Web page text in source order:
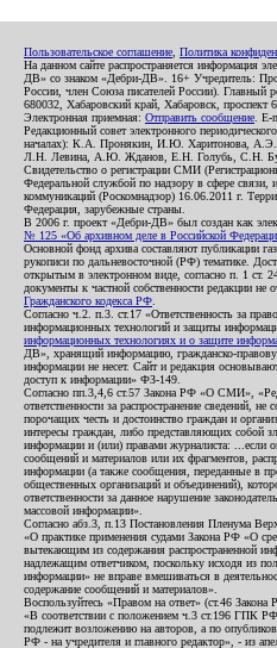
Пользовательское соглашение Политика
На данном сайте распространяется информация
ДВ» со знаком «Дебри-ДВ». 16+ Учредитель:
России, член Союза писателей России). Главный
680032, Хабаровский край, Хабаровск, проспект
Электронная приемная: Отправить сообщение .
Редакционный совет электронного
началах): К.А. Пронякин, И.Ю. Харитонова,
Л.Н. Левина, А.Ю. Жданов, Е.Н. Голубь, С.Н.
Свидетельство о регистрации СМИ
Федеральной службой по надзору в сфере
коммуникаций (Роскомнадзор) 16.06.2011 г.
Федерация, зарубежные страны.
В 2006 г. проект «Дебри-ДВ» был создан как
№ 125 «Об архивном деле в Российской
Основной фонд архива составляют публикации
рукописи по дальневосточной (РФ) тематике.
открытым в электронном виде, согласно п. 1 ст.
документы к частной собственности редакции не
Гражданского кодекса РФ
Согласно ч.2. п.3. ст.17 «Ответственность за
информационных технологий и защиты
информационных технологиях и о защите
ДВ», хранящий информацию, гражданско-правовую
информации не несет. Сайт и редакция
доступ к информации» ФЗ-149.
Согласно пп.3,4,6 ст.57 Закона РФ «О СМИ»,
ответственности за распространение сведений,
порочащих честь и достоинство граждан и
интересы граждан, либо представляющих собой
информации и (или) правами журналиста: ...если
сообщений и материалов или их фрагментов,
информации (а также сообщения, переданные в
общественных организаций и объединений),
ответственности за данное нарушение
массовой информации».
Согласно абз.3, п.13 Постановления Пленума
«О практике применения судами Закона РФ «О
вытекающим из содержания распространенной
надлежащим ответчиком, поскольку исходя из
информации» не вправе вмешиваться в
содержание сообщений и материалов».
Воспользуйтесь «Правом на ответ» (ст.46
«В соответствии с положением ч.3 ст.196 ГПК
подлежит возложению на авторов, а по
РФ - на учредителя и главного редактор», - из